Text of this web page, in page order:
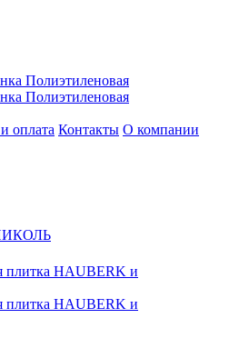
Полиэтиленовая
Полиэтиленовая
оплата Контакты О компании
плитка HAUBERK и
плитка HAUBERK и